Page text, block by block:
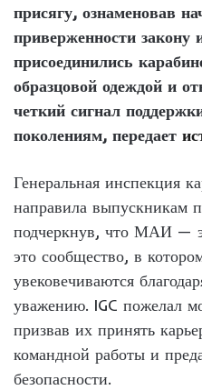
присягу, ознаменовав
приверженности
присоединились
образцовой одеждой и
четкий сигнал
поколениям, передает
Генеральная инспекция
направила выпускникам
подчеркнув, что МАИ —
это сообщество, в
увековечиваются
уважению. IGC пожелал
призвав их принять
командной работы и
безопасности.